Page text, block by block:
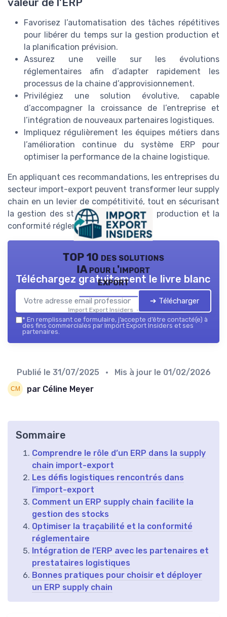
valeur de l’ERP
Favorisez l’automatisation des tâches répétitives
pour libérer du temps sur la gestion production et
la planification prévision.
Assurez une veille sur les évolutions
réglementaires afin d’adapter rapidement les
processus de la chaine d’approvisionnement.
Privilégiez une solution évolutive, capable
d’accompagner la croissance de l’entreprise et
l’intégration de nouveaux partenaires logistiques.
Impliquez régulièrement les équipes métiers dans
l’amélioration continue du système ERP pour
optimiser la performance de la chaine logistique.
En appliquant ces recommandations, les entreprises du
secteur import-export peuvent transformer leur supply
chain en un levier de compétitivité, tout en sécurisant
la gestion des stocks, la planification production et la
conformité réglementaire.
TOP 10 des solutions
IA pour l'import
export
Import Export Insiders — 2026
Téléchargez gratuitement le livre blanc
➔ Télécharger
* En remplissant ce formulaire, j’accepte d’être contacté(e) à
des fins commerciales par Import Export Insiders et ses
partenaires.
Publié le 31/07/2025 • Mis à jour le 01/02/2026
par Céline Meyer
Sommaire
Comprendre le rôle d’un ERP dans la supply
chain import-export
Les défis logistiques rencontrés dans
l’import-export
Comment un ERP supply chain facilite la
gestion des stocks
Optimiser la traçabilité et la conformité
réglementaire
Intégration de l’ERP avec les partenaires et
prestataires logistiques
Bonnes pratiques pour choisir et déployer
un ERP supply chain